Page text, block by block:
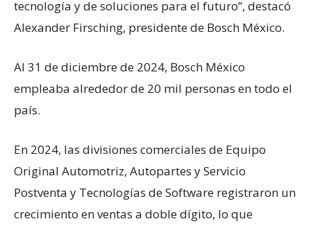
tecnología y de soluciones para el futuro’’, destacó
Alexander Firsching, presidente de Bosch México.
Al 31 de diciembre de 2024, Bosch México
empleaba alrededor de 20 mil personas en todo el
país.
En 2024, las divisiones comerciales de Equipo
Original Automotriz, Autopartes y Servicio
Postventa y Tecnologías de Software registraron un
crecimiento en ventas a doble dígito, lo que